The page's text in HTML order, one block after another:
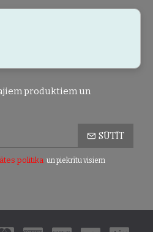
produktiem un
SŪTĪT
politika un piekrītu visiem